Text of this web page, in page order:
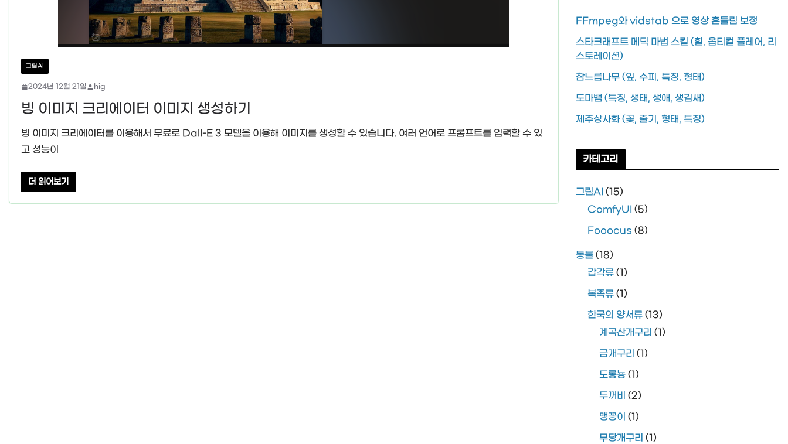
그림AI
2024년 12월 21일 hig
빙 이미지 크리에이터 이미지 생성하기
빙 이미지 크리에이터를 이용해서 무료로 Dall-E 3 모델을 이용해 이미지를 생성할 수 있습니다. 여러 언어로 프롬프트를 입력할 수 있
고 성능이
더 읽어보기
FFmpeg와 vidstab 으로 영상 흔들림 보정
스타크래프트 메딕 마법 스킬 (힐, 옵티컬 플레어, 리
스토레이션)
참느릅나무 (잎, 수피, 특징, 형태)
도마뱀 (특징, 생태, 생애, 생김새)
제주상사화 (꽃, 줄기, 형태, 특징)
카테고리
그림AI (15)
ComfyUI (5)
Fooocus (8)
동물(18)
갑각류(1)
복족류(1)
한국의 양서류(13)
계곡산개구리 (1)
금개구리 (1)
도롱뇽(1)
두꺼비 (2)
맹꽁이 (1)
무당개구리 (1)